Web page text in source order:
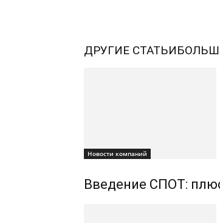
ДРУГИЕ СТАТЬИ
Новости компаний
Введение СПОТ: